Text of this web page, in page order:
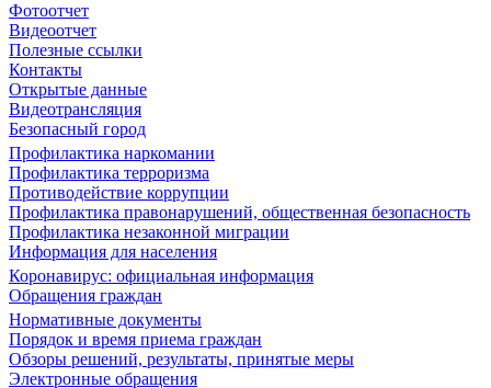
Фотоотчет
Видеоотчет
Полезные ссылки
Контакты
Открытые данные
Видеотрансляция
Безопасный город
Профилактика наркомании
Профилактика терроризма
Противодействие коррупции
Профилактика правонарушений, общественная безопасность
Профилактика незаконной миграции
Информация для населения
Коронавирус: официальная информация
Обращения граждан
Нормативные документы
Порядок и время приема граждан
Обзоры решений, результаты, принятые меры
Электронные обращения